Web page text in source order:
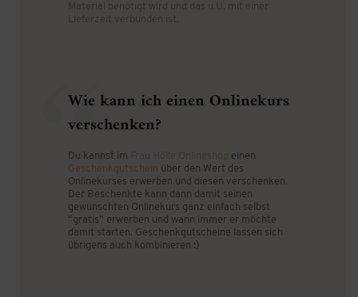
Material benötigt wird und das u.U. mit einer
Lieferzeit verbunden ist.
Wie kann ich einen Onlinekurs
verschenken?
Du kannst im Frau Hölle Onlineshop
einen
Geschenkgutschein
über den Wert des
Onlinekurses erwerben und diesen verschenken.
Der Beschenkte kann dann damit seinen
gewünschten Onlinekurs ganz einfach selbst
“gratis” erwerben und wann immer er möchte
damit starten. Geschenkgutscheine lassen sich
übrigens auch kombinieren :)